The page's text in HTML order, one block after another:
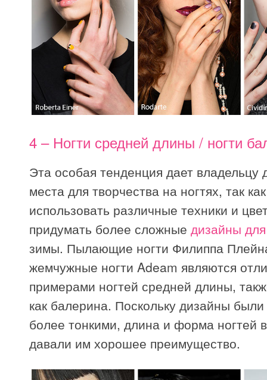
4 – Ногти средней длины / ногти
Эта особая тенденция дает владельцу
места для творчества на ногтях, так
использовать различные техники и
придумать более сложные дизайны
зимы. Пылающие ногти Филиппа
жемчужные ногти Adeam являются
примерами ногтей средней длины,
как балерина. Поскольку дизайны
более тонкими, длина и форма ногтей
давали им хорошее преимущество.